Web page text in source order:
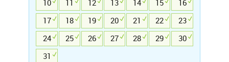
10
11 12 13 14 15
16
17
18 19 20 21 22
23
24
25 26 27 28 29
30
31